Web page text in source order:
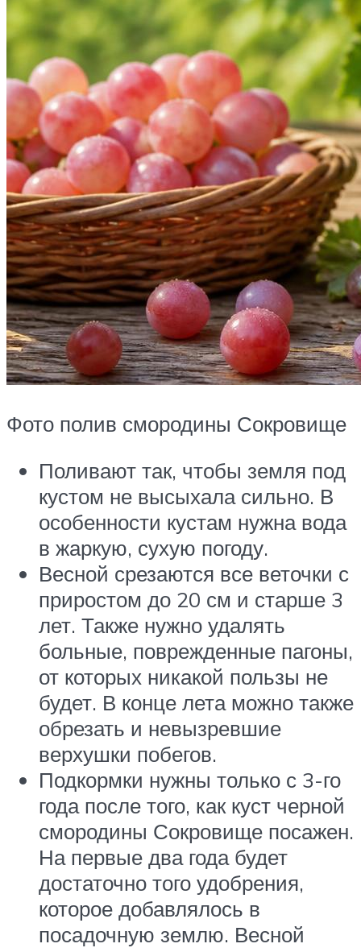
Фото полив смородины Сокровище
Поливают так, чтобы земля под
кустом не высыхала сильно. В
особенности кустам нужна вода
в жаркую, сухую погоду.
Весной срезаются все веточки с
приростом до 20 см и старше 3
лет. Также нужно удалять
больные, поврежденные пагоны,
от которых никакой пользы не
будет. В конце лета можно также
обрезать и невызревшие
верхушки побегов.
Подкормки нужны только с 3-го
года после того, как куст черной
смородины Сокровище посажен.
На первые два года будет
достаточно того удобрения,
которое добавлялось в
посадочную землю. Весной